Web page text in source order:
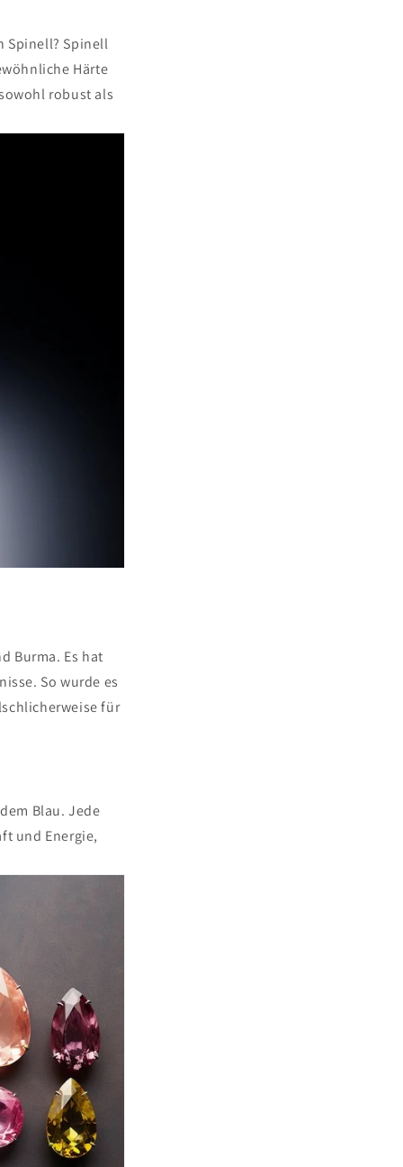
Spinell? Spinell
Härte
robust als
Burma. Es hat
So wurde es
für
Blau. Jede
und Energie,